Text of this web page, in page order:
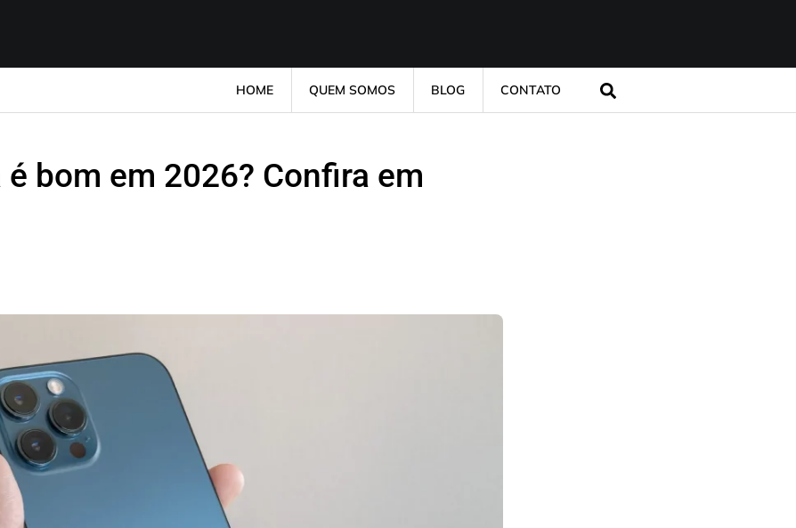
HOME QUEM SOMOS BLOG CONTATO
bom em 2026? Confira em